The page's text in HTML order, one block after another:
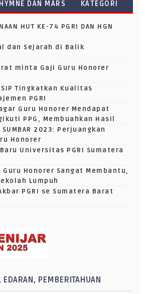
HYMNE DAN MARS KATEGORI
HUT KE-74 PGRI DAN HGN
dan Sejarah di Balik
minta Gaji Guru Honorer
SIP Tingkatkan Kualitas
PGRI
Guru Honorer Mendapat
PPG, Membuahkan Hasil
SUMBAR 2023: Perjuangkan
Honorer
Universitas PGRI Sumatera
Guru Honorer Sangat Membantu,
Lumpuh
PGRI se Sumatera Barat
PEMBERITAHUAN